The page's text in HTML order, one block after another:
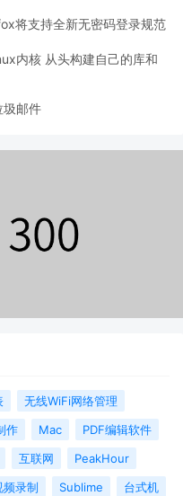
将支持全新无密码登录规范
内核 从头构建自己的库和
圾邮件
无线WiFi网络管理
作 Mac
PDF编辑软件
互联网
PeakHour
频录制 Sublime
台式机